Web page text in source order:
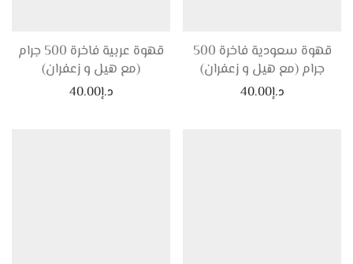
قهوة عربية فاخرة 500 جرام
(مع هيل و زعفران)
د.إ40.00
قهوة سعودية فاخرة 500
جرام (مع هيل و زعفران)
د.إ40.00